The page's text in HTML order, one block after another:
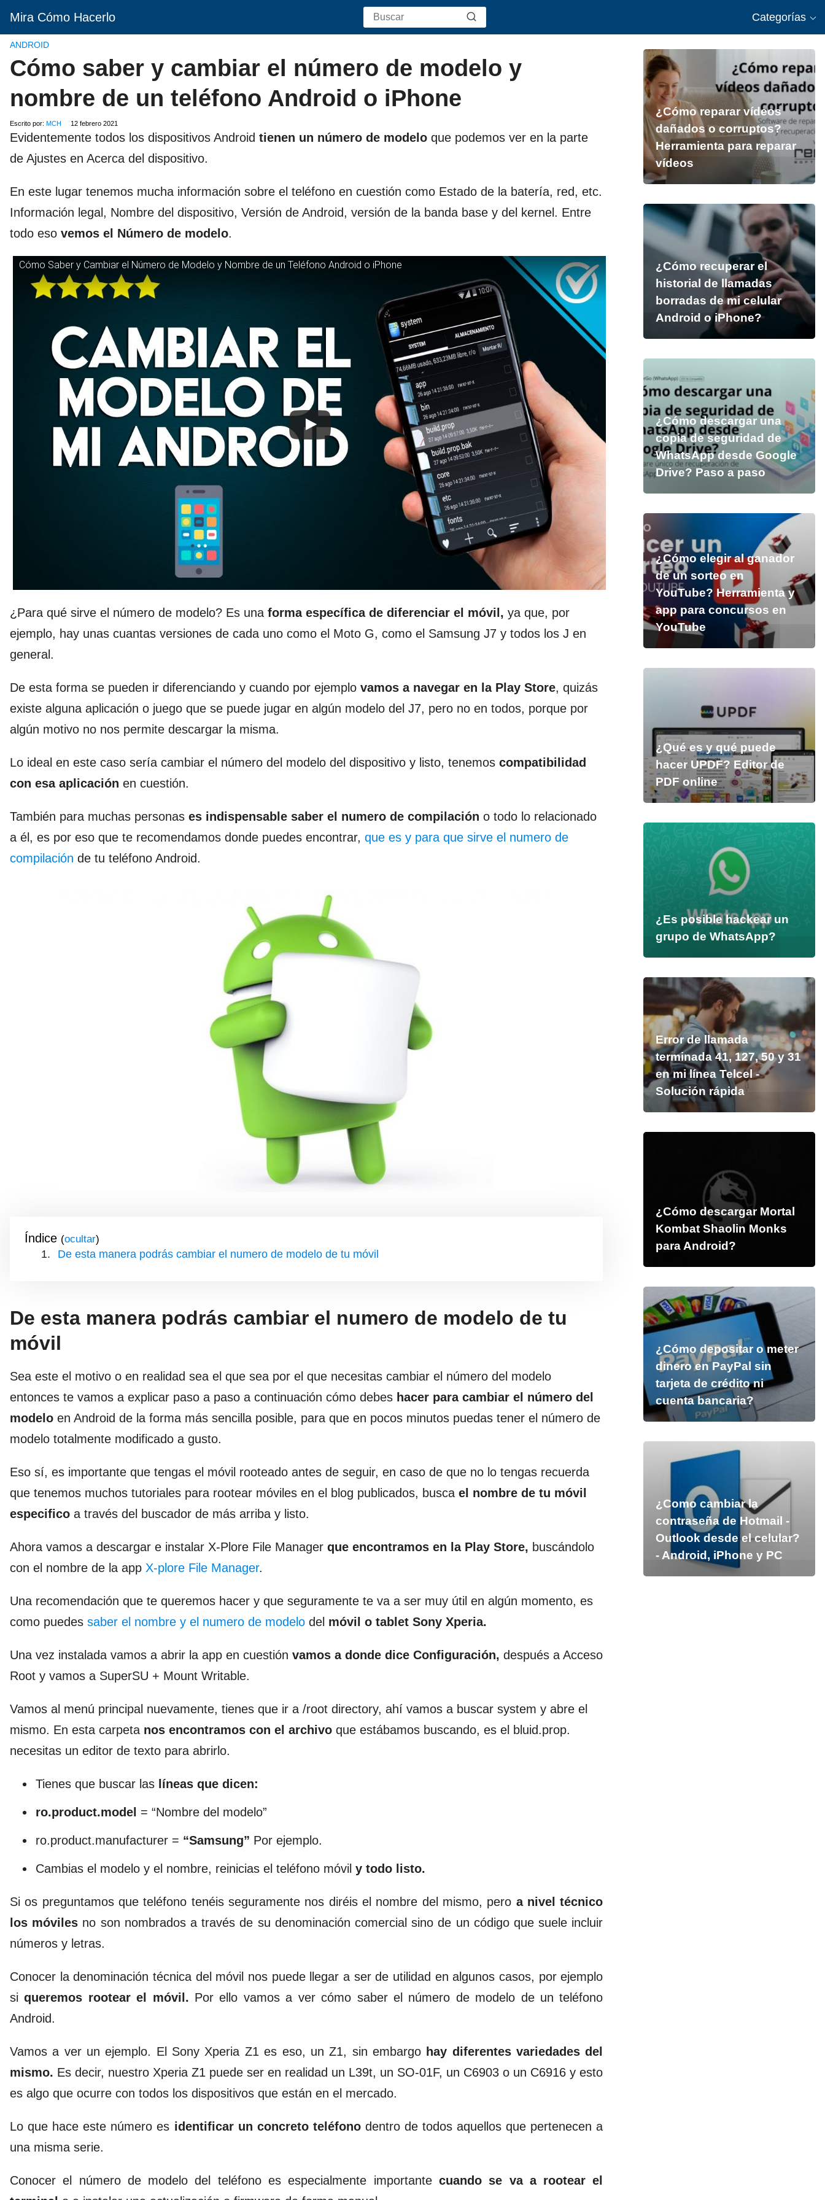
Mira Cómo Hacerlo Categorías
ANDROID
Cómo saber y cambiar el número de modelo y
nombre de un teléfono Android o iPhone
Escrito por: MCH 12 febrero 2021
Evidentemente todos los dispositivos Android tienen un número de modelo que podemos ver en la parte
de Ajustes en Acerca del dispositivo.
En este lugar tenemos mucha información sobre el teléfono en cuestión como Estado de la batería, red, etc.
Información legal, Nombre del dispositivo, Versión de Android, versión de la banda base y del kernel. Entre
todo eso vemos el Número de modelo.
Cómo Saber y Cambiar el Número de Modelo y Nombre de un Teléfono Android o iPhone
¿Para qué sirve el número de modelo? Es una forma específica de diferenciar el móvil, ya que, por
ejemplo, hay unas cuantas versiones de cada uno como el Moto G, como el Samsung J7 y todos los J en
general.
De esta forma se pueden ir diferenciando y cuando por ejemplo vamos a navegar en la Play Store, quizás
existe alguna aplicación o juego que se puede jugar en algún modelo del J7, pero no en todos, porque por
algún motivo no nos permite descargar la misma.
Lo ideal en este caso sería cambiar el número del modelo del dispositivo y listo, tenemos compatibilidad
con esa aplicación en cuestión.
También para muchas personas es indispensable saber el numero de compilación o todo lo relacionado
a él, es por eso que te recomendamos donde puedes encontrar, que es y para que sirve el numero de
compilación de tu teléfono Android.
Índice ( )
De esta manera podrás cambiar el numero de modelo de tu móvil
De esta manera podrás cambiar el numero de modelo de tu
móvil
Sea este el motivo o en realidad sea el que sea por el que necesitas cambiar el número del modelo
entonces te vamos a explicar paso a paso a continuación cómo debes hacer para cambiar el número del
modelo en Android de la forma más sencilla posible, para que en pocos minutos puedas tener el número de
modelo totalmente modificado a gusto.
Eso sí, es importante que tengas el móvil rooteado antes de seguir, en caso de que no lo tengas recuerda
que tenemos muchos tutoriales para rootear móviles en el blog publicados, busca el nombre de tu móvil
especifico a través del buscador de más arriba y listo.
Ahora vamos a descargar e instalar X-Plore File Manager que encontramos en la Play Store, buscándolo
con el nombre de la app X-plore File Manager.
Una recomendación que te queremos hacer y que seguramente te va a ser muy útil en algún momento, es
como puedes saber el nombre y el numero de modelo del móvil o tablet Sony Xperia.
Una vez instalada vamos a abrir la app en cuestión vamos a donde dice Configuración, después a Acceso
Root y vamos a SuperSU + Mount Writable.
Vamos al menú principal nuevamente, tienes que ir a /root directory, ahí vamos a buscar system y abre el
mismo. En esta carpeta nos encontramos con el archivo que estábamos buscando, es el bluid.prop.
necesitas un editor de texto para abrirlo.
Tienes que buscar las líneas que dicen:
ro.product.model = “Nombre del modelo”
ro.product.manufacturer = “Samsung” Por ejemplo.
Cambias el modelo y el nombre, reinicias el teléfono móvil y todo listo.
Si os preguntamos que teléfono tenéis seguramente nos diréis el nombre del mismo, pero a nivel técnico
los móviles no son nombrados a través de su denominación comercial sino de un código que suele incluir
números y letras.
Conocer la denominación técnica del móvil nos puede llegar a ser de utilidad en algunos casos, por ejemplo
siqueremos rootear el móvil. Por ello vamos a ver cómo saber el número de modelo de un teléfono
Android.
Vamos a ver un ejemplo. El Sony Xperia Z1 es eso, un Z1, sin embargo hay diferentes variedades del
mismo. Es decir, nuestro Xperia Z1 puede ser en realidad un L39t, un SO-01F, un C6903 o un C6916 y esto
es algo que ocurre con todos los dispositivos que están en el mercado.
Lo que hace este número es identificar un concreto teléfonodentro de todos aquellos que pertenecen a
una misma serie.
Conocer el número de modelo del teléfono es especialmente importante cuando se va a rootear el
¿Cómo reparar vídeos
dañados o corruptos?
Herramienta para reparar
vídeos
¿Cómo recuperar el
historial de llamadas
borradas de mi celular
Android o iPhone?
¿Cómo descargar una
copia de seguridad de
WhatsApp desde Google
Drive? Paso a paso
¿Cómo elegir al ganador
de un sorteo en
YouTube? Herramienta y
app para concursos en
YouTube
¿Qué es y qué puede
hacer UPDF? Editor de
PDF online
¿Es posible hackear un
grupo de WhatsApp?
Error de llamada
terminada 41, 127, 50 y 31
en mi línea Telcel -
Solución rápida
¿Cómo descargar Mortal
Kombat Shaolin Monks
para Android?
¿Cómo depositar o meter
dinero en PayPal sin
tarjeta de crédito ni
cuenta bancaria?
¿Como cambiar la
contraseña de Hotmail -
Outlook desde el celular?
- Android, iPhone y PC